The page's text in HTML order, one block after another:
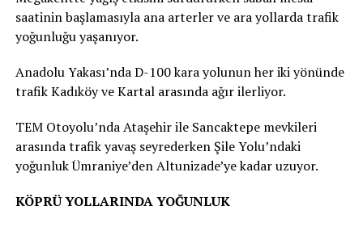
saatinin başlamasıyla ana arterler ve ara yollarda trafik
yoğunluğu yaşanıyor.
Anadolu Yakası’nda D-100 kara yolunun her iki yönünde
trafik Kadıköy ve Kartal arasında ağır ilerliyor.
TEM Otoyolu’nda Ataşehir ile Sancaktepe mevkileri
arasında trafik yavaş seyrederken Şile Yolu’ndaki
yoğunluk Ümraniye’den Altunizade’ye kadar uzuyor.
KÖPRÜ YOLLARINDA YOĞUNLUK